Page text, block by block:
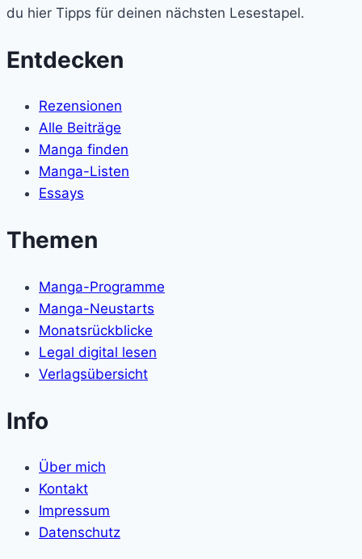
du hier Tipps für deinen nächsten Lesestapel.
Entdecken
Rezensionen
Alle Beiträge
Manga finden
Manga-Listen
Essays
Themen
Manga-Programme
Manga-Neustarts
Monatsrückblicke
Legal digital lesen
Verlagsübersicht
Info
Über mich
Kontakt
Impressum
Datenschutz